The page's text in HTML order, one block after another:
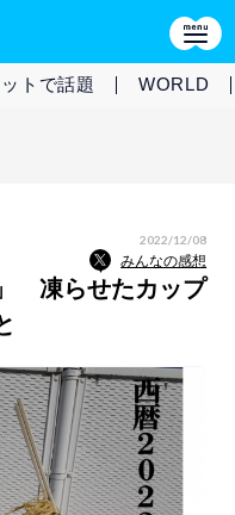
トで話題 WORLD
2022/12/08
みんなの感想
凍らせたカップ